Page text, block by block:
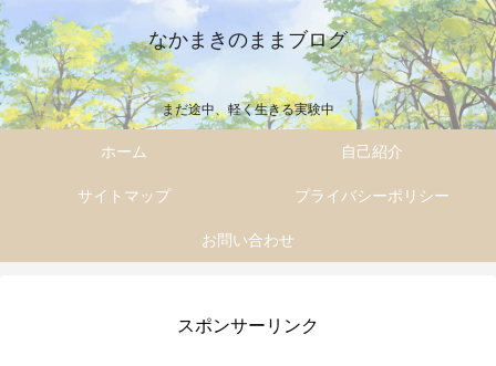
なかまきのままブログ
まだ途中、軽く生きる実験中
ホーム 自己紹介
サイトマップ プライバシーポリシー
お問い合わせ
スポンサーリンク